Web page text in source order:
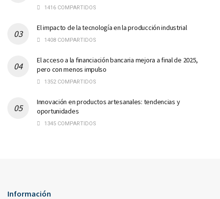
1416 COMPARTIDOS
El impacto de la tecnología en la producción industrial
1408 COMPARTIDOS
El acceso a la financiación bancaria mejora a final de 2025,
pero con menos impulso
1352 COMPARTIDOS
Innovación en productos artesanales: tendencias y
oportunidades
1345 COMPARTIDOS
Información